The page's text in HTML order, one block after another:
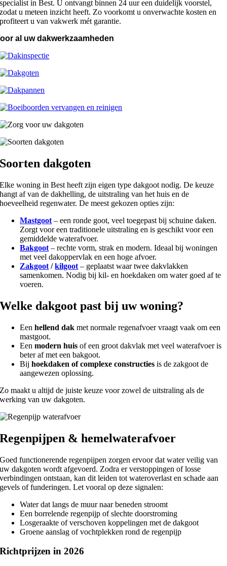
specialist in Best. U ontvangt binnen 24 uur een duidelijk voorstel,
zodat u meteen inzicht heeft. Zo voorkomt u onverwachte kosten en
profiteert u van vakwerk mét garantie.
al uw dakwerkzaamheden
Soorten dakgoten
Elke woning in Best heeft zijn eigen type dakgoot nodig. De keuze
hangt af van de dakhelling, de uitstraling van het huis en de
hoeveelheid regenwater. De meest gekozen opties zijn:
Mastgoot – een ronde goot, veel toegepast bij schuine daken.
Zorgt voor een traditionele uitstraling en is geschikt voor een
gemiddelde waterafvoer.
Bakgoot – rechte vorm, strak en modern. Ideaal bij woningen
met veel dakoppervlak en een hoge afvoer.
Zakgoot /kilgoot – geplaatst waar twee dakvlakken
samenkomen. Nodig bij kil- en hoekdaken om water goed af te
voeren.
Welke dakgoot past bij uw woning?
Eenhellend dak met normale regenafvoer vraagt vaak om een
mastgoot.
Eenmodern huis of een groot dakvlak met veel waterafvoer is
beter af met een bakgoot.
Bijhoekdaken of complexe constructies is de zakgoot de
aangewezen oplossing.
Zo maakt u altijd de juiste keuze voor zowel de uitstraling als de
werking van uw dakgoten.
Regenpijpen & hemelwaterafvoer
Goed functionerende regenpijpen zorgen ervoor dat water veilig van
uw dakgoten wordt afgevoerd. Zodra er verstoppingen of losse
verbindingen ontstaan, kan dit leiden tot wateroverlast en schade aan
gevels of funderingen. Let vooral op deze signalen:
Water dat langs de muur naar beneden stroomt
Een borrelende regenpijp of slechte doorstroming
Losgeraakte of verschoven koppelingen met de dakgoot
Groene aanslag of vochtplekken rond de regenpijp
Richtprijzen in 2026